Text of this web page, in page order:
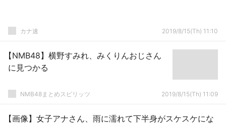
カナ速 2019/8/15(Th) 11:10
【NMB48】横野すみれ、みくりんおじさん
に見つかる
NMB48まとめスピリッツ 2019/8/15(Th) 11:09
【画像】女子アナさん、雨に濡れて下半身がスケスケにな